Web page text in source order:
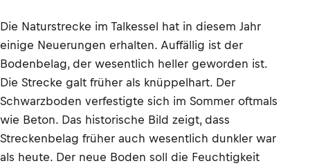
Die Naturstrecke im Talkessel hat in diesem Jahr
einige Neuerungen erhalten. Auffällig ist der
Bodenbelag, der wesentlich heller geworden ist.
Die Strecke galt früher als knüppelhart. Der
Schwarzboden verfestigte sich im Sommer oftmals
wie Beton. Das historische Bild zeigt, dass
Streckenbelag früher auch wesentlich dunkler war
als heute. Der neue Boden soll die Feuchtigkeit